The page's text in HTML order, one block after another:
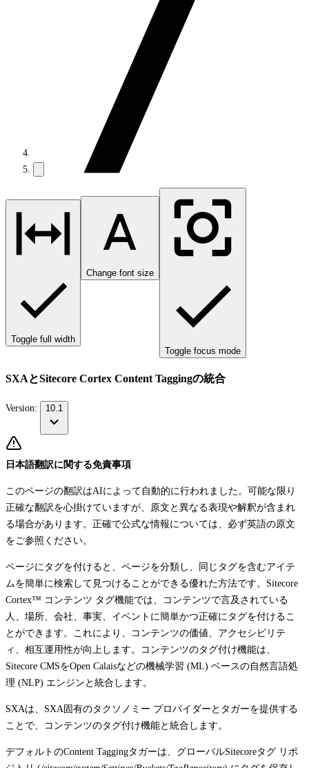
Toggle full width
Change font size
Toggle focus mode
SXAとSitecore Cortex Content Taggingの統合
Version: 10.1
日本語翻訳に関する免責事項
このページの翻訳はAIによって自動的に行われました。可能な限り
正確な翻訳を心掛けていますが、原文と異なる表現や解釈が含まれ
る場合があります。正確で公式な情報については、必ず英語の原文
をご参照ください。
ページにタグを付けると、ページを分類し、同じタグを含むアイテ
ムを簡単に検索して見つけることができる優れた方法です。Sitecore
Cortex™ コンテンツ タグ機能では、コンテンツで言及されている
人、場所、会社、事実、イベントに簡単かつ正確にタグを付けるこ
とができます。これにより、コンテンツの価値、アクセシビリテ
ィ、相互運用性が向上します。コンテンツのタグ付け機能は、
Sitecore CMSをOpen Calaisなどの機械学習 (ML) ベースの自然言語処
理 (NLP) エンジンと統合します。
SXAは、SXA固有のタクソノミー プロバイダーとタガーを提供する
ことで、コンテンツのタグ付け機能と統合します。
デフォルトのContent Taggingタガーは、グローバルSitecoreタグ リポ